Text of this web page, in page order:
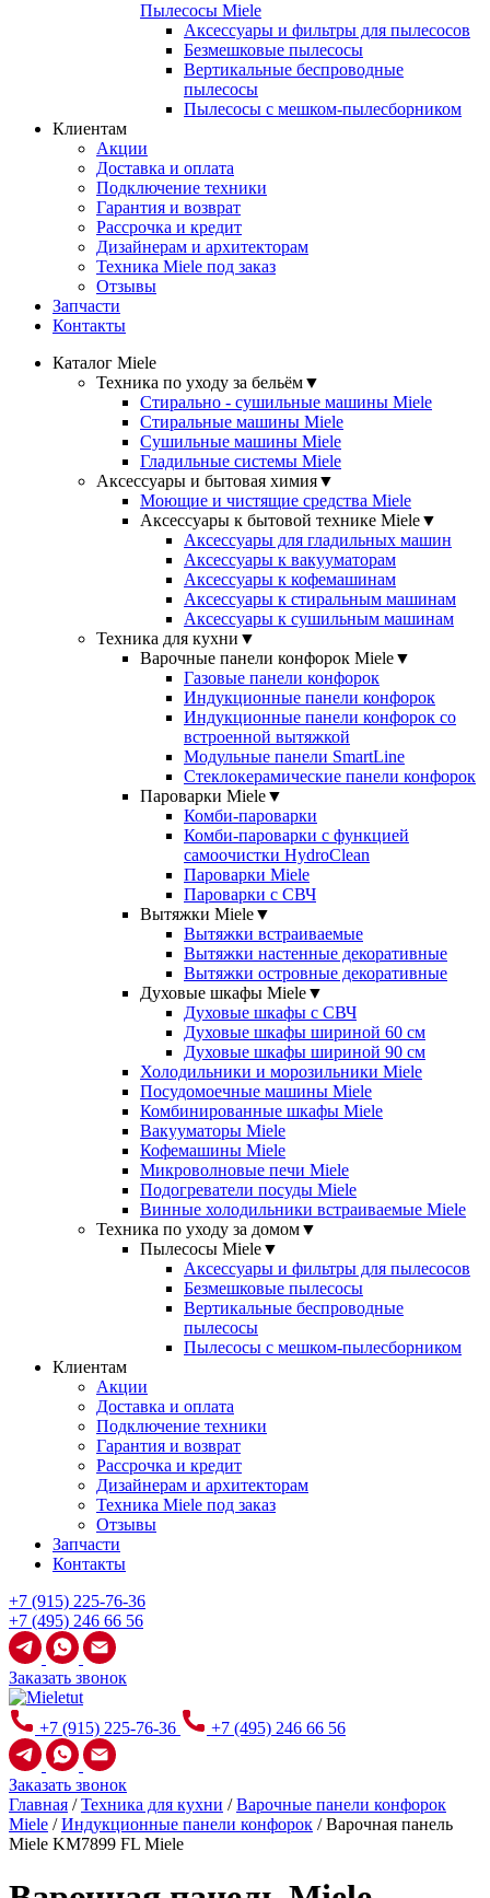
Пылесосы Miele
Аксессуары и фильтры для пылесосов
Безмешковые пылесосы
Вертикальные беспроводные
пылесосы
Пылесосы с мешком-пылесборником
Клиентам
Акции
Доставка и оплата
Подключение техники
Гарантия и возврат
Рассрочка и кредит
Дизайнерам и архитекторам
Техника Miele под заказ
Отзывы
Запчасти
Контакты
Каталог Miele
Техника по уходу за бельём▼
Стирально - сушильные машины Miele
Стиральные машины Miele
Сушильные машины Miele
Гладильные системы Miele
Аксессуары и бытовая химия▼
Моющие и чистящие средства Miele
Аксессуары к бытовой технике Miele▼
Аксессуары для гладильных машин
Аксессуары к вакууматорам
Аксессуары к кофемашинам
Аксессуары к стиральным машинам
Аксессуары к сушильным машинам
Техника для кухни ▼
Варочные панели конфорок Miele▼
Газовые панели конфорок
Индукционные панели конфорок
Индукционные панели конфорок со
встроенной вытяжкой
Модульные панели SmartLine
Стеклокерамические панели конфорок
Пароварки Miele▼
Комби-пароварки
Комби-пароварки с функцией
самоочистки HydroClean
Пароварки Miele
Пароварки с СВЧ
Вытяжки Miele▼
Вытяжки встраиваемые
Вытяжки настенные декоративные
Вытяжки островные декоративные
Духовые шкафы Miele▼
Духовые шкафы с СВЧ
Духовые шкафы шириной 60 см
Духовые шкафы шириной 90 см
Холодильники и морозильники Miele
Посудомоечные машины Miele
Комбинированные шкафы Miele
Вакууматоры Miele
Кофемашины Miele
Микроволновые печи Miele
Подогреватели посуды Miele
Винные холодильники встраиваемые Miele
Техника по уходу за домом▼
Пылесосы Miele▼
Аксессуары и фильтры для пылесосов
Безмешковые пылесосы
Вертикальные беспроводные
пылесосы
Пылесосы с мешком-пылесборником
Клиентам
Акции
Доставка и оплата
Подключение техники
Гарантия и возврат
Рассрочка и кредит
Дизайнерам и архитекторам
Техника Miele под заказ
Отзывы
Запчасти
Контакты
+7 (915) 225-76-36
+7 (495) 246 66 56
Заказать звонок
+7 (915) 225-76-36 +7 (495) 246 66 56
Заказать звонок
Главная /Техника для кухни /Варочные панели конфорок
Miele /Индукционные панели конфорок /Варочная панель
Miele KM7899 FL Miele